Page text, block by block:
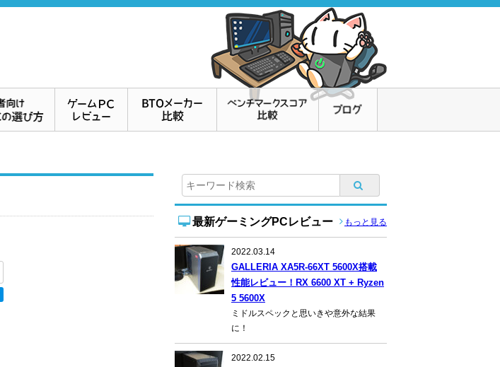
最新ゲーミングPCレビュー もっと見る
2022.03.14
GALLERIA XA5R-66XT 5600X搭載
性能レビュー！RX 6600 XT + Ryzen
5 5600X
ミドルスペックと思いきや意外な結果
に！
2022.02.15